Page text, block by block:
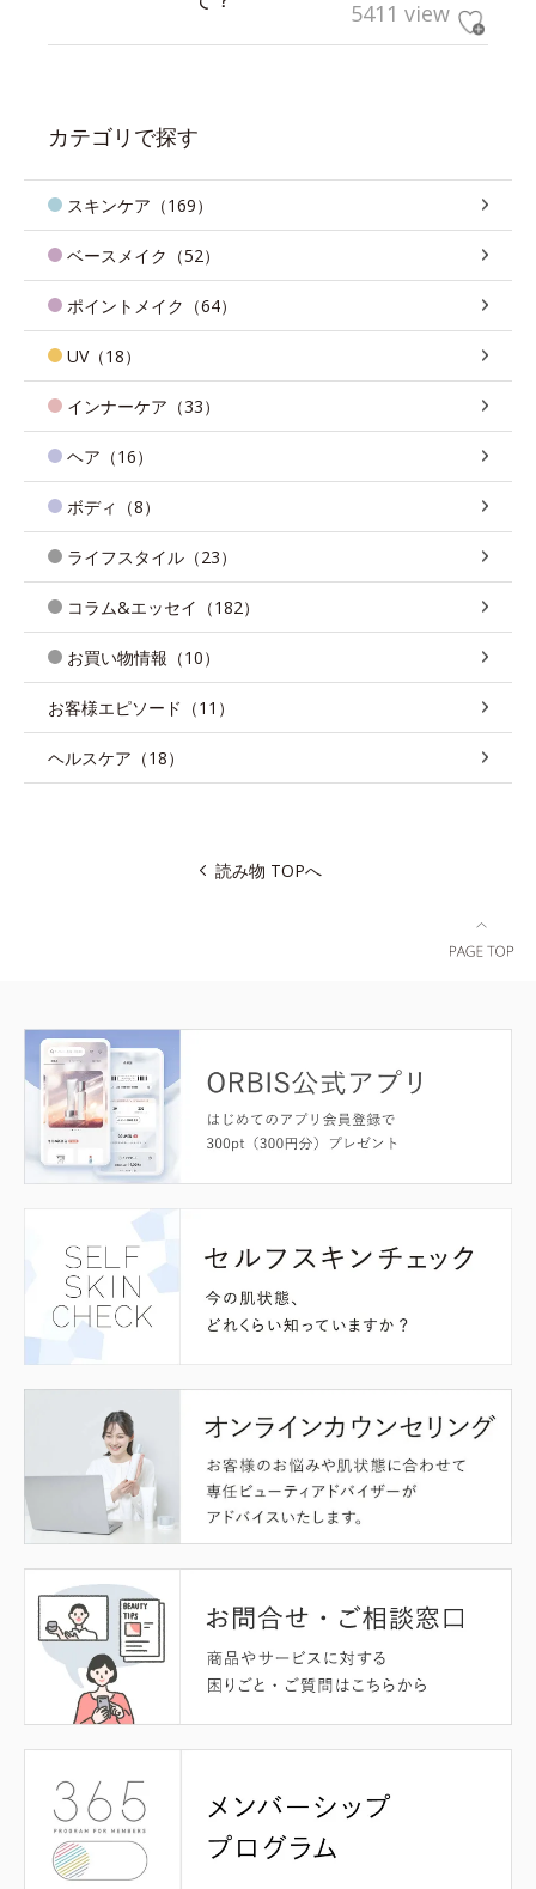
5411 view
カテゴリで探す
スキンケア（169）
ベースメイク（52）
ポイントメイク（64）
UV（18）
インナーケア（33）
ヘア（16）
ボディ（8）
ライフスタイル（23）
コラム&エッセイ（182）
お買い物情報（10）
お客様エピソード（11）
ヘルスケア（18）
読み物 TOPへ